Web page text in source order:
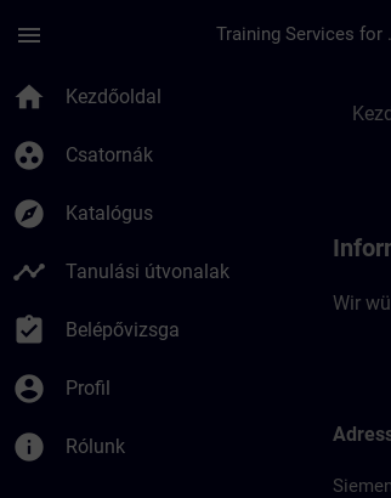
menu
home Kezdőoldal
group_work Csatornák
explore Katalógus
timeline Tanulási útvonalak
assignment_turned_in Belépővizsga
account_circle Profil
info Rólunk
Wir